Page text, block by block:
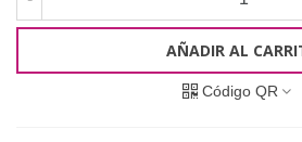
AÑADIR AL
Código QR